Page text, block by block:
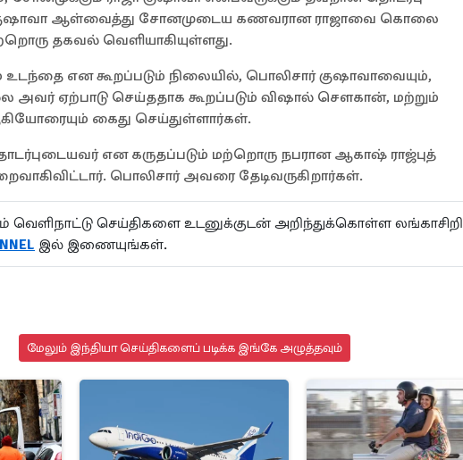
குஷாவா ஆள்வைத்து சோனமுடைய கணவரான ராஜாவை கொலை
தகவல் வெளியாகியுள்ளது.
என கூறப்படும் நிலையில், பொலிசார் குஷாவாவையும்,
அவர் ஏற்பாடு செய்ததாக கூறப்படும் விஷால் சௌகான், மற்றும்
கைது செய்துள்ளார்கள்.
என கருதப்படும் மற்றொரு நபரான ஆகாஷ் ராஜ்புத்
பொலிசார் அவரை தேடிவருகிறார்கள்.
வெளிநாட்டு செய்திகளை உடனுக்குடன் அறிந்துக்கொள்ள லங்காசிறி
இல் இணையுங்கள்.
மேலும் இந்தியா செய்திகளைப் படிக்க இங்கே அழுத்தவும்